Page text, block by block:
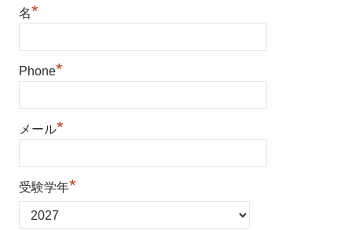
名*
Phone*
メール*
受験学年*